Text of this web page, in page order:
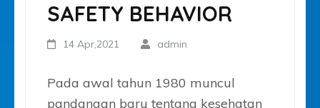
SAFETY BEHAVIOR
14 Apr,2021 admin
Pada awal tahun 1980 muncul
pandangan baru tentang kesehatan